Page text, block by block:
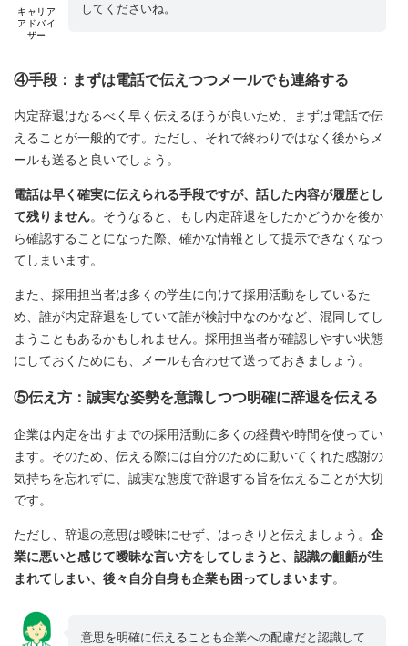
キャリア
アドバイ
ザー
してくださいね。
④手段：まずは電話で伝えつつメールでも連絡する
内定辞退はなるべく早く伝えるほうが良いため、まずは電話で伝
えることが一般的です。ただし、それで終わりではなく後からメ
ールも送ると良いでしょう。
電話は早く確実に伝えられる手段ですが、話した内容が履歴とし
て残りません。そうなると、もし内定辞退をしたかどうかを後か
ら確認することになった際、確かな情報として提示できなくなっ
てしまいます。
また、採用担当者は多くの学生に向けて採用活動をしているた
め、誰が内定辞退をしていて誰が検討中なのかなど、混同してし
まうこともあるかもしれません。採用担当者が確認しやすい状態
にしておくためにも、メールも合わせて送っておきましょう。
⑤伝え方：誠実な姿勢を意識しつつ明確に辞退を伝える
企業は内定を出すまでの採用活動に多くの経費や時間を使ってい
ます。そのため、伝える際には自分のために動いてくれた感謝の
気持ちを忘れずに、誠実な態度で辞退する旨を伝えることが大切
です。
ただし、辞退の意思は曖昧にせず、はっきりと伝えましょう。 企
業に悪いと感じて曖昧な言い方をしてしまうと、認識の齟齬が生
まれてしまい、後々自分自身も企業も困ってしまいます。
意思を明確に伝えることも企業への配慮だと認識して